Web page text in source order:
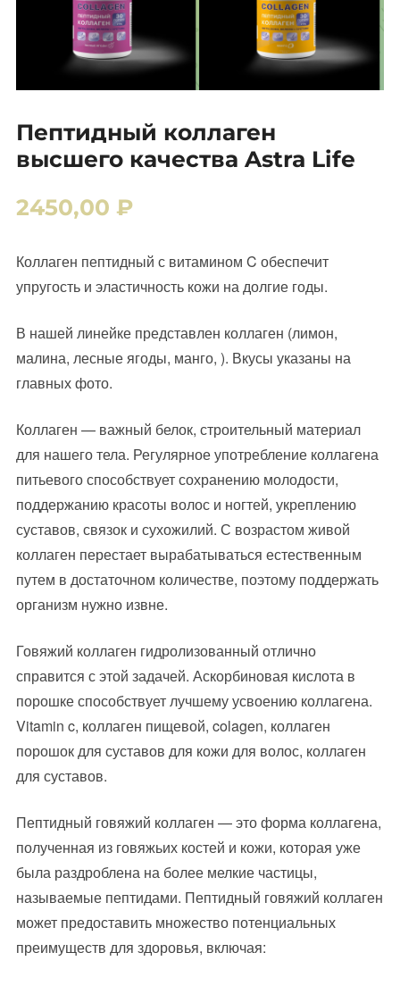
Пептидный коллаген
высшего качества Astra Life
2450,00 ₽
Коллаген пептидный с витамином C обеспечит
упругость и эластичность кожи на долгие годы.
В нашей линейке представлен коллаген (лимон,
малина, лесные ягоды, манго, ). Вкусы указаны на
главных фото.
Коллаген — важный белок, строительный материал
для нашего тела. Регулярное употребление коллагена
питьевого способствует сохранению молодости,
поддержанию красоты волос и ногтей, укреплению
суставов, связок и сухожилий. С возрастом живой
коллаген перестает вырабатываться естественным
путем в достаточном количестве, поэтому поддержать
организм нужно извне.
Говяжий коллаген гидролизованный отлично
справится с этой задачей. Аскорбиновая кислота в
порошке способствует лучшему усвоению коллагена.
Vitamin c, коллаген пищевой, colagen, коллаген
порошок для суставов для кожи для волос, коллаген
для суставов.
Пептидный говяжий коллаген — это форма коллагена,
полученная из говяжьих костей и кожи, которая уже
была раздроблена на более мелкие частицы,
называемые пептидами. Пептидный говяжий коллаген
может предоставить множество потенциальных
преимуществ для здоровья, включая: